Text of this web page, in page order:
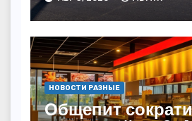
НОВОСТИ РАЗНЫЕ
Общепит